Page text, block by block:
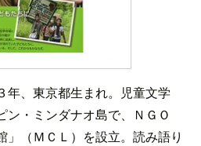
、東京都生まれ。児童文学
ン・ミンダナオ島で、ＮＧＯ
」（ＭＣＬ）を設立。読み語り